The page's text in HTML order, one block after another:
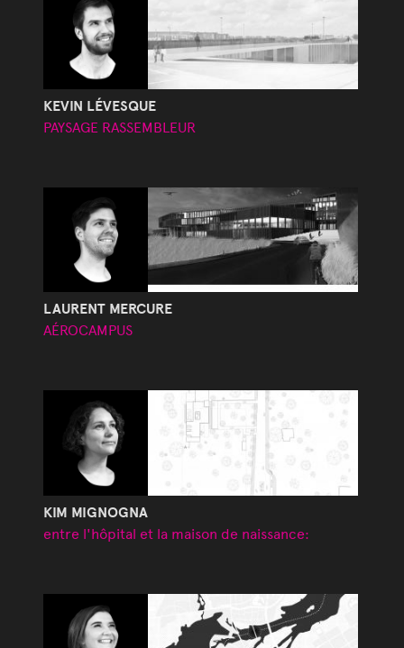
KEVIN LÉVESQUE
PAYSAGE RASSEMBLEUR
LAURENT MERCURE
AÉROCAMPUS
KIM MIGNOGNA
entre l'hôpital et la maison de naissance: